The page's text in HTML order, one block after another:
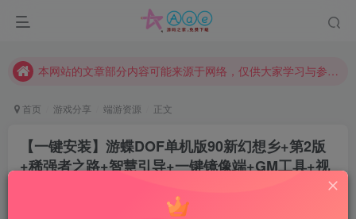
请勿相信任何评论区广告！以免上当受骗！
本站评论功能已从新开启！欢迎大家踊跃讨论！（用户每日活跃可得积分数量增加至600，加速获得更多免费资源！）
现在赞助会员享受专属折扣，详情点击此条公告。
首页 游戏分享 端游资源 正文
【一键安装】游蝶DOF单机版90新幻想乡+第2版
+稀强者之路+智慧引导+一键镜像端+GM工具+视